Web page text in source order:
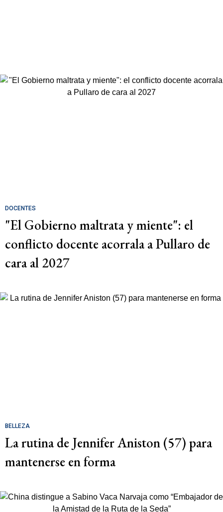
DOCENTES
"El Gobierno maltrata y miente": el
conflicto docente acorrala a Pullaro de
cara al 2027
BELLEZA
La rutina de Jennifer Aniston (57) para
mantenerse en forma